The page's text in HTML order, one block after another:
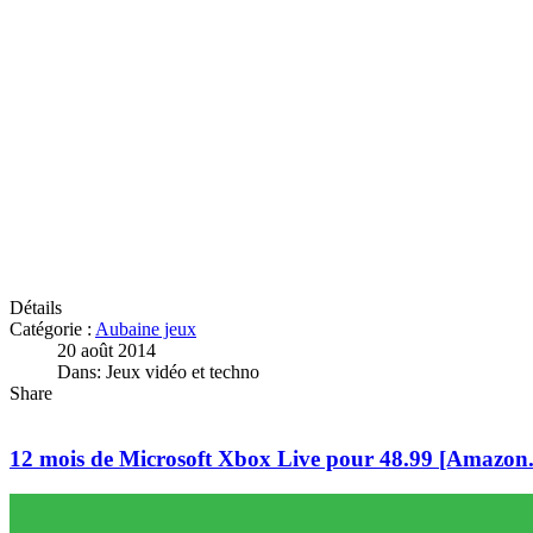
Détails
Catégorie : Aubaine jeux
20 août 2014
Dans: Jeux vidéo et techno
Share
12 mois de Microsoft Xbox Live pour 48.99